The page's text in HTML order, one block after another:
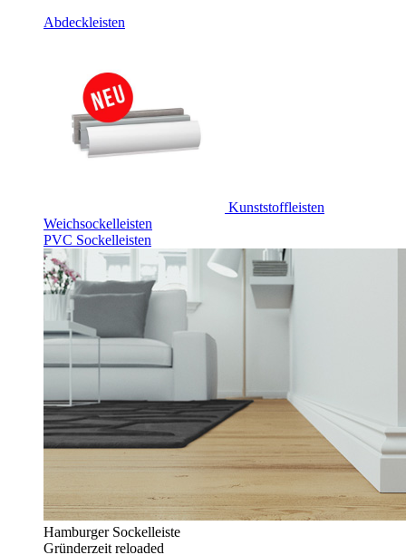
Abdeckleisten
Kunststoffleisten
Weichsockelleisten
PVC Sockelleisten
Hamburger Sockelleiste
Gründerzeit reloaded